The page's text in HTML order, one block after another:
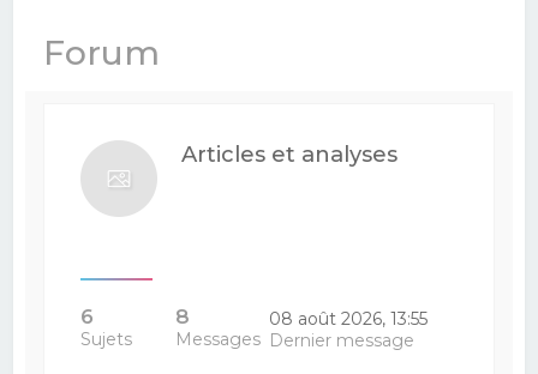
Forum
Articles et analyses
6
Sujets
8
Messages
08 août 2026, 13:55
Dernier message